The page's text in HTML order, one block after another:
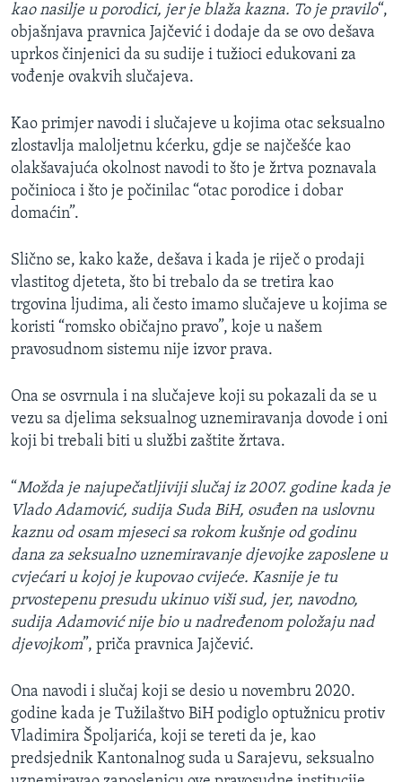
kao nasilje u porodici, jer je blaža kazna. To je pravilo“,
objašnjava pravnica Jajčević i dodaje da se ovo dešava
uprkos činjenici da su sudije i tužioci edukovani za
vođenje ovakvih slučajeva.
Kao primjer navodi i slučajeve u kojima otac seksualno
zlostavlja maloljetnu kćerku, gdje se najčešće kao
olakšavajuća okolnost navodi to što je žrtva poznavala
počinioca i što je počinilac “otac porodice i dobar
domaćin”.
Slično se, kako kaže, dešava i kada je riječ o prodaji
vlastitog djeteta, što bi trebalo da se tretira kao
trgovina ljudima, ali često imamo slučajeve u kojima se
koristi “romsko običajno pravo”, koje u našem
pravosudnom sistemu nije izvor prava.
Ona se osvrnula i na slučajeve koji su pokazali da se u
vezu sa djelima seksualnog uznemiravanja dovode i oni
koji bi trebali biti u službi zaštite žrtava.
“Možda je najupečatljiviji slučaj iz 2007. godine kada je
Vlado Adamović, sudija Suda BiH, osuđen na uslovnu
kaznu od osam mjeseci sa rokom kušnje od godinu
dana za seksualno uznemiravanje djevojke zaposlene u
cvjećari u kojoj je kupovao cvijeće. Kasnije je tu
prvostepenu presudu ukinuo viši sud, jer, navodno,
sudija Adamović nije bio u nadređenom položaju nad
djevojkom”, priča pravnica Jajčević.
Ona navodi i slučaj koji se desio u novembru 2020.
godine kada je Tužilaštvo BiH podiglo optužnicu protiv
Vladimira Špoljarića, koji se tereti da je, kao
predsjednik Kantonalnog suda u Sarajevu, seksualno